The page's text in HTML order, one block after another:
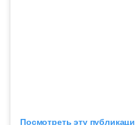
Посмотреть эту